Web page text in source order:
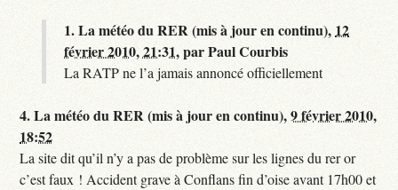
1.La météo du RER (mis à jour en continu), 12
février 2010, 21:31,parPaul Courbis
La RATP ne l’a jamais annoncé officiellement
4.La météo du RER (mis à jour en continu),9 février 2010,
18:52
La site dit qu’il n’y a pas de problème sur les lignes du rer or
c’est faux ! Accident grave à Conflans fin d’oise avant 17h00 et